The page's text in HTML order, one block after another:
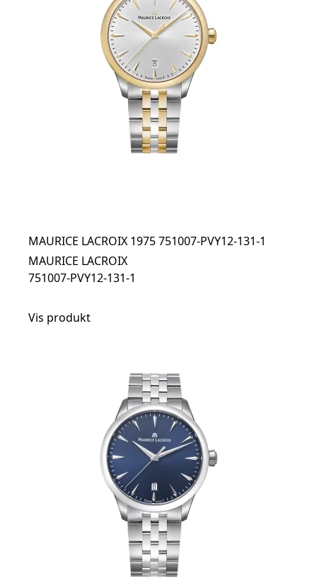
MAURICE LACROIX 1975 751007-PVY12-131-1
MAURICE LACROIX
751007-PVY12-131-1
Vis produkt